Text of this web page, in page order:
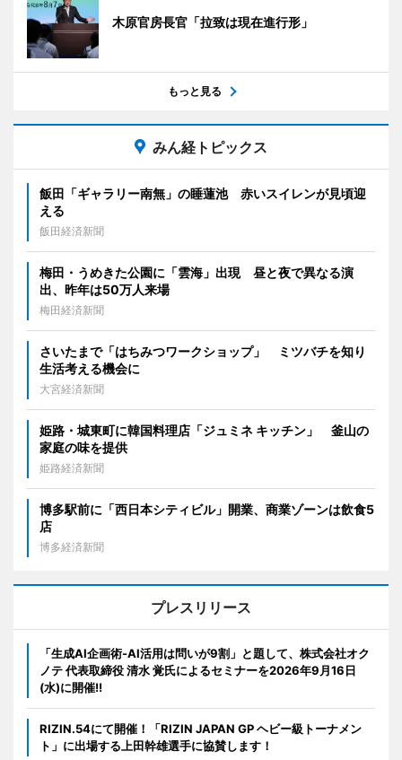
木原官房長官「拉致は現在進行形」
もっと見る
みん経トピックス
飯田「ギャラリー南無」の睡蓮池 赤いスイレンが見頃迎
える
飯田経済新聞
梅田・うめきた公園に「雲海」出現 昼と夜で異なる演
出、昨年は50万人来場
梅田経済新聞
さいたまで「はちみつワークショップ」 ミツバチを知り
生活考える機会に
大宮経済新聞
姫路・城東町に韓国料理店「ジュミネ キッチン」 釜山の
家庭の味を提供
姫路経済新聞
博多駅前に「西日本シティビル」開業、商業ゾーンは飲食5
店
博多経済新聞
プレスリリース
「生成AI企画術-AI活用は問いが9割」と題して、株式会社オク
ノテ 代表取締役 清水 覚氏によるセミナーを2026年9月16日
(水)に開催!!
RIZIN.54にて開催！「RIZIN JAPAN GP ヘビー級トーナメン
ト」に出場する上田幹雄選手に協賛します！